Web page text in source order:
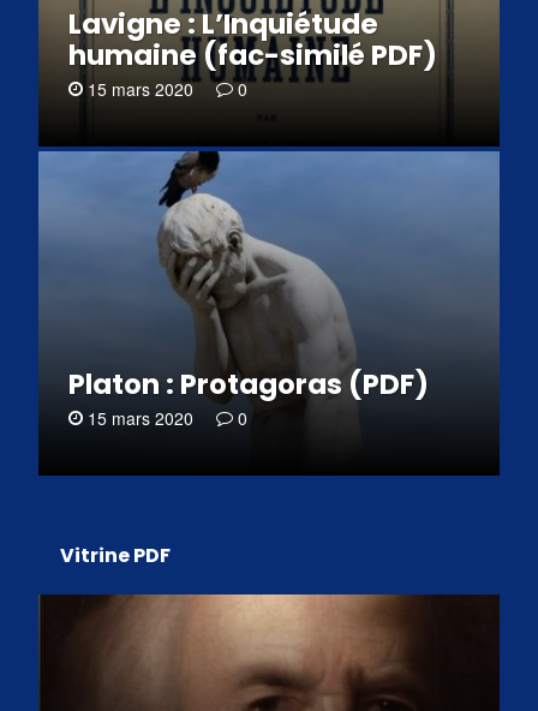
Lavigne : L’Inquiétude
humaine (fac-similé PDF)
15 mars 2020 0
Platon : Protagoras (PDF)
15 mars 2020 0
Vitrine PDF